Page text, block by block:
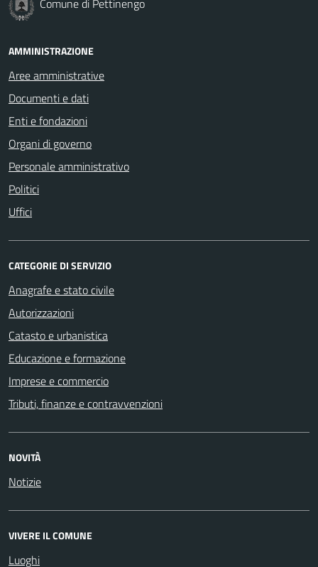
AMMINISTRAZIONE
Aree amministrative
Documenti e dati
Enti e fondazioni
Organi di governo
Personale amministrativo
Politici
Uffici
CATEGORIE DI SERVIZIO
Anagrafe e stato civile
Autorizzazioni
Catasto e urbanistica
Educazione e formazione
Imprese e commercio
Tributi, finanze e contravvenzioni
NOVITÀ
Notizie
VIVERE IL COMUNE
Luoghi